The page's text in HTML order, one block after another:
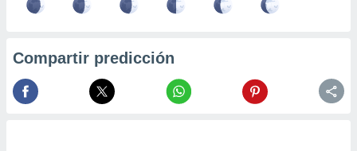
Compartir predicción